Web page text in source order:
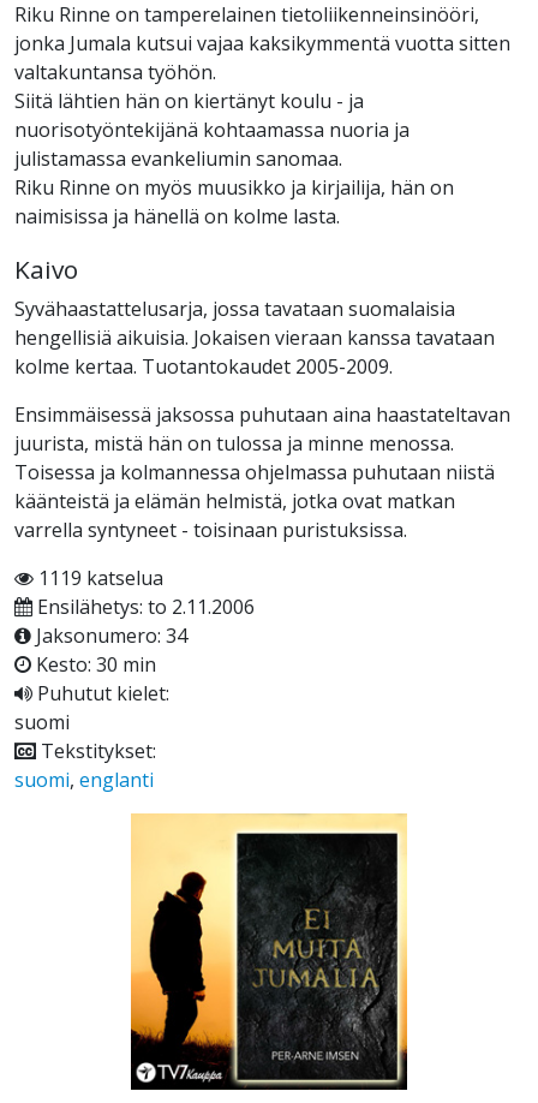
Riku Rinne on tamperelainen tietoliikenneinsinööri,
jonka Jumala kutsui vajaa kaksikymmentä vuotta sitten
valtakuntansa työhön.
Siitä lähtien hän on kiertänyt koulu - ja
nuorisotyöntekijänä kohtaamassa nuoria ja
julistamassa evankeliumin sanomaa.
Riku Rinne on myös muusikko ja kirjailija, hän on
naimisissa ja hänellä on kolme lasta.
Kaivo
Syvähaastattelusarja, jossa tavataan suomalaisia
hengellisiä aikuisia. Jokaisen vieraan kanssa tavataan
kolme kertaa. Tuotantokaudet 2005-2009.
Ensimmäisessä jaksossa puhutaan aina haastateltavan
juurista, mistä hän on tulossa ja minne menossa.
Toisessa ja kolmannessa ohjelmassa puhutaan niistä
käänteistä ja elämän helmistä, jotka ovat matkan
varrella syntyneet - toisinaan puristuksissa.
1119 katselua
Ensilähetys: to 2.11.2006
Jaksonumero: 34
Kesto: 30 min
Puhutut kielet:
suomi
Tekstitykset:
suomi, englanti